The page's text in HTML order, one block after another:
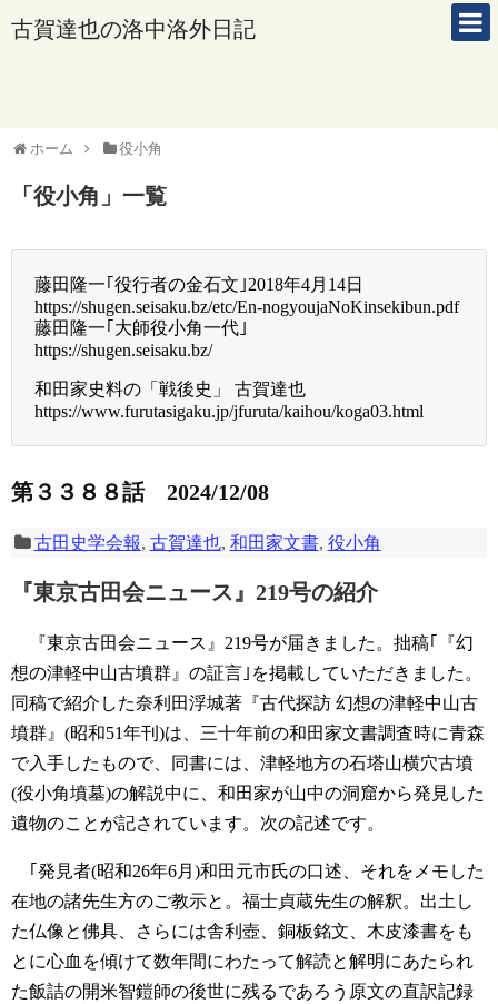
古賀達也の洛中洛外日記
ホーム 役小角
「 役小角 」 一覧
藤田隆一｢役行者の金石文｣2018年4月14日
https://shugen.seisaku.bz/etc/En-nogyoujaNoKinsekibun.pdf
藤田隆一｢大師役小角一代｣
https://shugen.seisaku.bz/
和田家史料の「戦後史」 古賀達也
https://www.furutasigaku.jp/jfuruta/kaihou/koga03.html
第３３８８話 2024/12/08
古田史学会報, 古賀達也, 和田家文書, 役小角
『東京古田会ニュース』219号の紹介
『東京古田会ニュース』219号が届きました。拙稿｢『幻
想の津軽中山古墳群』の証言｣を掲載していただきました。
同稿で紹介した奈利田浮城著『古代探訪 幻想の津軽中山古
墳群』(昭和51年刊)は、三十年前の和田家文書調査時に青森
で入手したもので、同書には、津軽地方の石塔山横穴古墳
(役小角墳墓)の解説中に、和田家が山中の洞窟から発見した
遺物のことが記されています。次の記述です。
｢発見者(昭和26年6月)和田元市氏の口述、それをメモした
在地の諸先生方のご教示と。福士貞蔵先生の解釈。出土し
た仏像と佛具、さらには舎利壺、銅板銘文、木皮漆書をも
とに心血を傾けて数年間にわたって解読と解明にあたられ
た飯詰の開米智鎧師の後世に残るであろう原文の直訳記録